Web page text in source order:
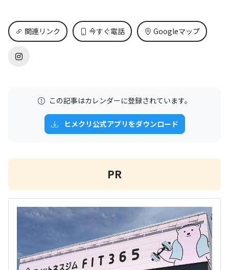
関連リンク 今すぐ電話 Googleマップ
この記事はカレンダーに登録されています。
ヒメクリ公式アプリをダウンロード
PR